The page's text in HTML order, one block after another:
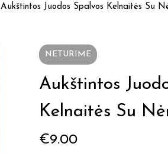
Aukštintos Juodos Spalvos Kelnaitės Su
NETURIME
Aukštintos
Kelnaitės Su
€9.00